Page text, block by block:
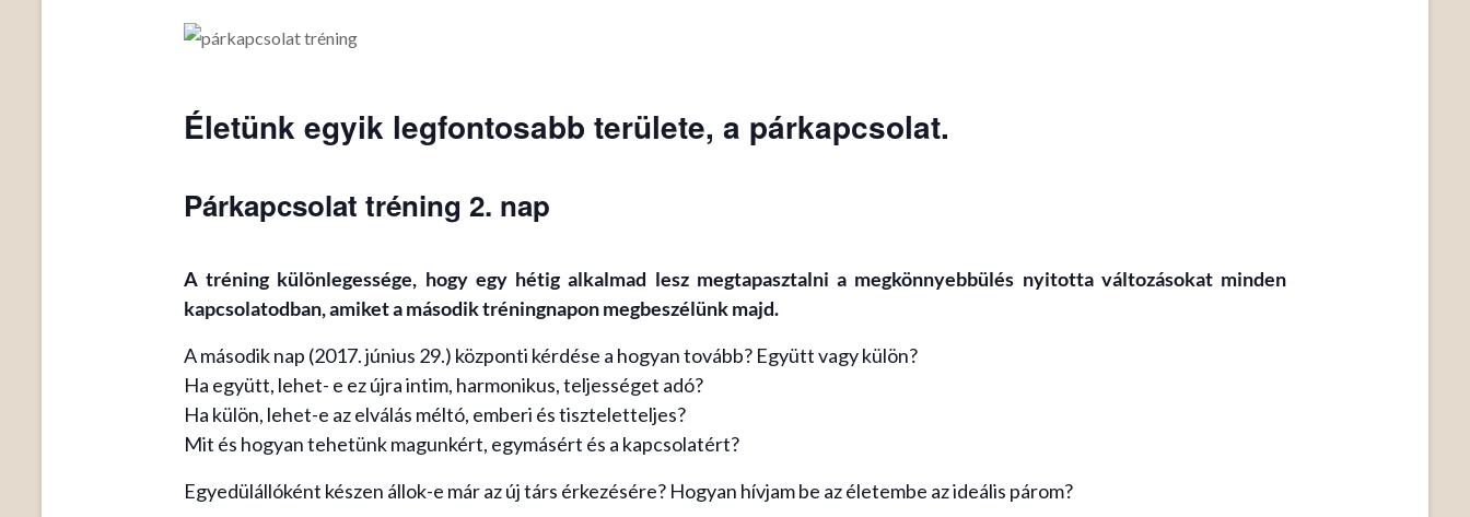
Életünk egyik legfontosabb területe, a párkapcsolat.
Párkapcsolat tréning 2. nap
A tréning különlegessége, hogy egy hétig alkalmad lesz megtapasztalni a megkönnyebbülés nyitotta változásokat minden
kapcsolatodban, amiket a második tréningnapon megbeszélünk majd.
A második nap (2017. június 29.) központi kérdése a hogyan tovább? Együtt vagy külön?
Ha együtt, lehet- e ez újra intim, harmonikus, teljességet adó?
Ha külön, lehet-e az elválás méltó, emberi és tiszteletteljes?
Mit és hogyan tehetünk magunkért, egymásért és a kapcsolatért?
Egyedülállóként készen állok-e már az új társ érkezésére? Hogyan hívjam be az életembe az ideális párom?